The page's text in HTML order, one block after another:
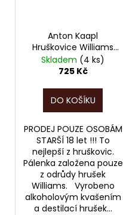
Anton Kaapl
Hruškovice Williams
47% 0,7l
Skladem (4 ks)
725 Kč
DO KOŠÍKU
PRODEJ POUZE OSOBÁM
STARŠÍ 18 let !!! To
nejlepší z hruškovic.
Pálenka založena pouze
z odrůdy hrušek
Williams. Vyrobeno
alkoholovým kvašením
a destilací hrušek...